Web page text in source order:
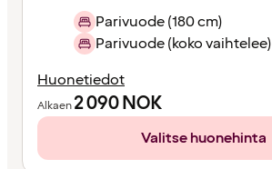
Parivuode (180 cm)
Parivuode (koko vaihtelee)
Huonetiedot
Alkaen2 090NOK
Valitse huonehinta